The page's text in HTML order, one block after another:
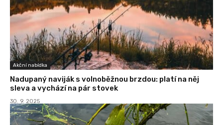
Akční nabídka
Nadupaný naviják s volnoběžnou brzdou: platí na něj
sleva a vychází na pár stovek
30. 9. 2025